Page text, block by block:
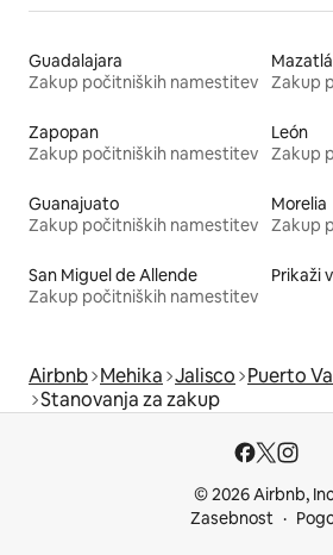
Guadalajara
Zakup počitniških namestitev
Zakup
Zapopan
Zakup počitniških namestitev
León
Zakup
Guanajuato
Zakup počitniških namestitev
Morelia
Zakup
San Miguel de Allende
Zakup počitniških namestitev
Prikaži
Airbnb Mehika Jalisco Puerto
Stanovanja za zakup
© 2026 Airbnb,
Zasebnost